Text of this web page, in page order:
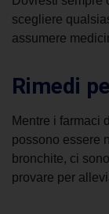
scegliere
assumere
Rimedi
Mentre i farmaci
possono essere
bronchite, ci
provare per